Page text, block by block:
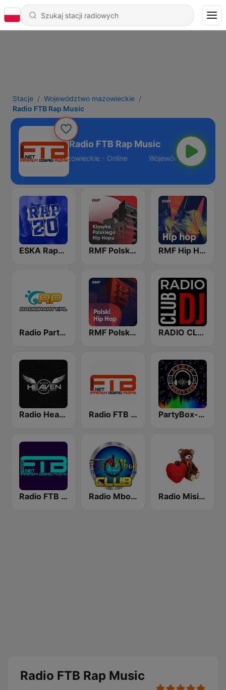
Stacje
Województwo mazowieckie
Radio FTB Rap Music
Radio FTB Rap Music
Województwo mazowieckie - Online
ESKA Rap20 RMF Polski hip hop RMF Hip Hop
Radio Party - Kanał Trance RMF Polski Hip Hop RADIO CLUB DJ
Radio Heaven Radio FTB Club PartyBox-Kanał Klubowy
Radio FTB Retro DJ Radio Mbox - Club Radio Misiek - muzyka biesiadna
Radio FTB Rap Music